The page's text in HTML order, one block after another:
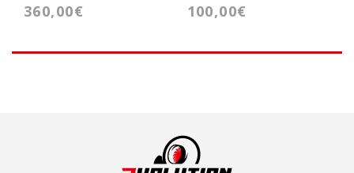
360,00€
K04-064
100,00€